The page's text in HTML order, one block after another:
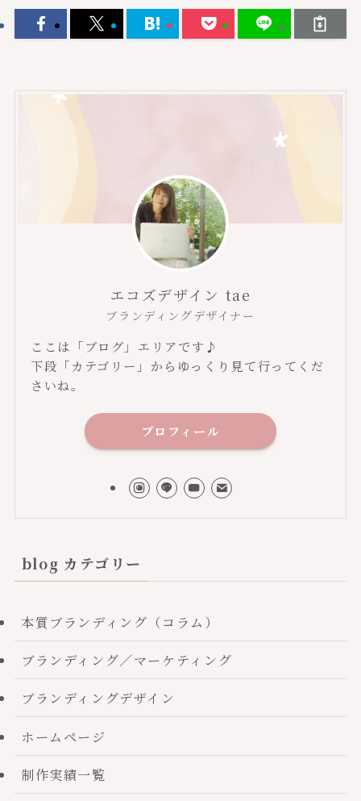
エコズデザイン tae
ブランディングデザイナー
ここは「ブログ」エリアです♪
下段「カテゴリー」からゆっくり見て行ってくだ
さいね。
プロフィール
blog カテゴリー
本質ブランディング（コラム）
ブランディング／マーケティング
ブランディングデザイン
ホームページ
制作実績一覧